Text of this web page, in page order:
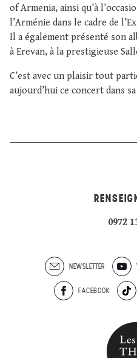
of Armenia, ainsi qu’à
l’Arménie dans le cadre de
Il a également présenté son
à Erevan, à la prestigieuse
C’est avec un plaisir tout
aujourd’hui ce concert dans
0972
NEWSLETTER
FACEBOOK